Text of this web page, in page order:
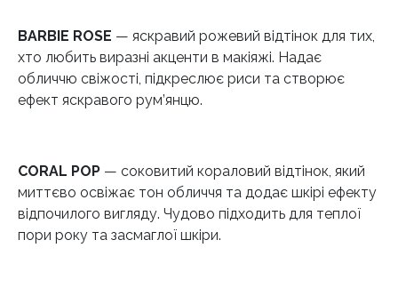
BARBIE ROSE — яскравий рожевий відтінок для тих,
хто любить виразні акценти в макіяжі. Надає
обличчю свіжості, підкреслює риси та створює
ефект яскравого рум’янцю.
CORAL POP — соковитий кораловий відтінок, який
миттєво освіжає тон обличчя та додає шкірі ефекту
відпочилого вигляду. Чудово підходить для теплої
пори року та засмаглої шкіри.